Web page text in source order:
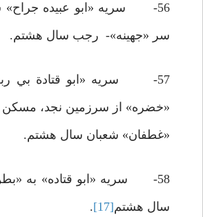
56- سريه «ابو عبيده جراح»
سر «جهينه»- رجب سال هشتم.
57- سريه «ابو قتادة بي
«خضره» از سرزمين نجد،
«غطفان» شعبان سال هشتم.
58- سريه «ابو قتاده» به
سال هشتم[17]
.